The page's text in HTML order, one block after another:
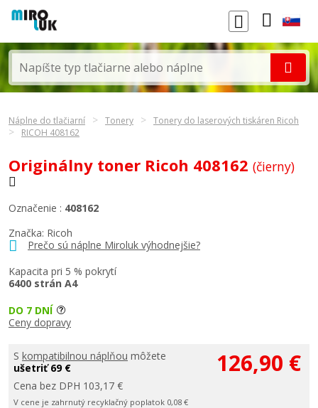
Náplne do tlačiarní Tonery
Tonery do laserových tiskáren Ricoh
RICOH 408162
Originálny toner Ricoh 408162 (čierny)
Značka: Ricoh
Prečo sú náplne Miroluk výhodnejšie?
Kapacita pri 5 % pokrytí
6400 strán A4
Označenie : 408162
DO 7 DNÍ
Ceny dopravy
S kompatibilnou náplňou môžete
ušetriť 69 €
Cena bez DPH 103,17 €
V cene je zahrnutý recyklačný poplatok 0,08 €
126,90 €